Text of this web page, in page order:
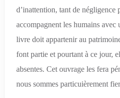
d’inattention, tant de négligence
accompagnent les humains avec
livre doit appartenir au
font partie et pourtant à ce jour,
absentes. Cet ouvrage les fera
nous sommes particuièrement